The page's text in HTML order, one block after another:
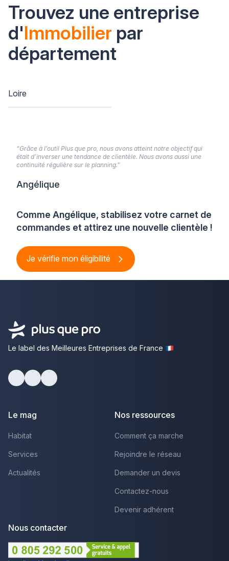
Trouvez une entreprise
d'Immobilier par
département
Loire
Comme Angélique, stabilisez votre carnet de
commandes et attirez une nouvelle clientèle !
Je vérifie mon éligibilité
“Grâce à l’outil Plus que pro, nous avons atteint notre objectif qui
était d’inverser une tendance de clientèle. Nous avons aussi une
continuité régulière sur le planning.”
Angélique
Le label des Meilleures Entreprises de France
Le mag
Habitat
Services
Actualités
Nos ressources
Comment ça marche
Rejoindre le réseau
Demander un devis
Contactez-nous
Devenir adhérent
Nous contacter